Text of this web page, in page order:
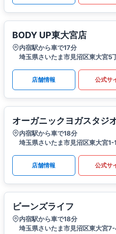
BODY UP東大宮店
内宿駅から車で17分
埼玉県さいたま市見沼区東大宮5
店舗情報 公式サ
オーガニックヨガスタジ
内宿駅から車で18分
埼玉県さいたま市見沼区東大宮1-
店舗情報 公式サ
ビーンズライフ
内宿駅から車で18分
埼玉県さいたま市見沼区東大宮